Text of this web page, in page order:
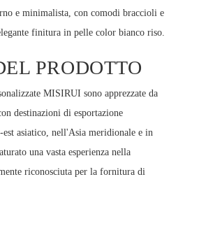
e minimalista, con comodi braccioli e
finitura in pelle color bianco riso.
PRODOTTO
MISIRUI sono apprezzate da
destinazioni di esportazione
asiatico, nell'Asia meridionale e in
una vasta esperienza nella
riconosciuta per la fornitura di